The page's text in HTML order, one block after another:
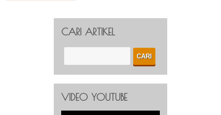
CARI ARTIKEL
VIDEO YOUTUBE